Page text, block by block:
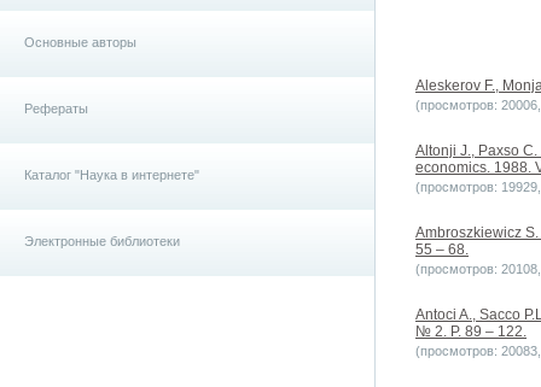
Основные авторы
Рефераты
Каталог "Наука в интернете"
Электронные библиотеки
Aleskerov F.,
(просмотров:
Altonji J., Paxso
economics. 1988.
(просмотров:
Ambroszkiewicz
55 – 68.
(просмотров:
Antoci A., Sacco
№ 2. P. 89 – 122.
(просмотров: